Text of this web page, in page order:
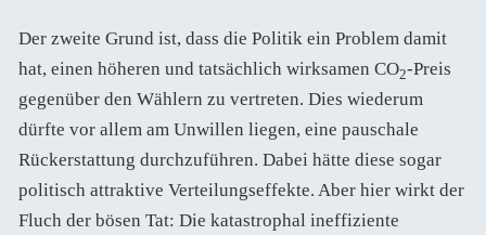
Der zweite Grund ist, dass die Politik ein Problem damit
hat, einen höheren und tatsächlich wirksamen CO2-Preis
gegenüber den Wählern zu vertreten. Dies wiederum
dürfte vor allem am Unwillen liegen, eine pauschale
Rückerstattung durchzuführen. Dabei hätte diese sogar
politisch attraktive Verteilungseffekte. Aber hier wirkt der
Fluch der bösen Tat: Die katastrophal ineffiziente